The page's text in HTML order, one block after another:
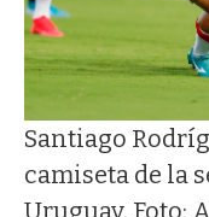
Santiago
camiseta de la
Uruguay. Foto: